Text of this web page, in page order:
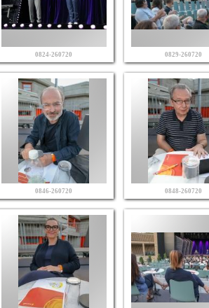
0824-260720 0829-260720
0846-260720 0848-260720